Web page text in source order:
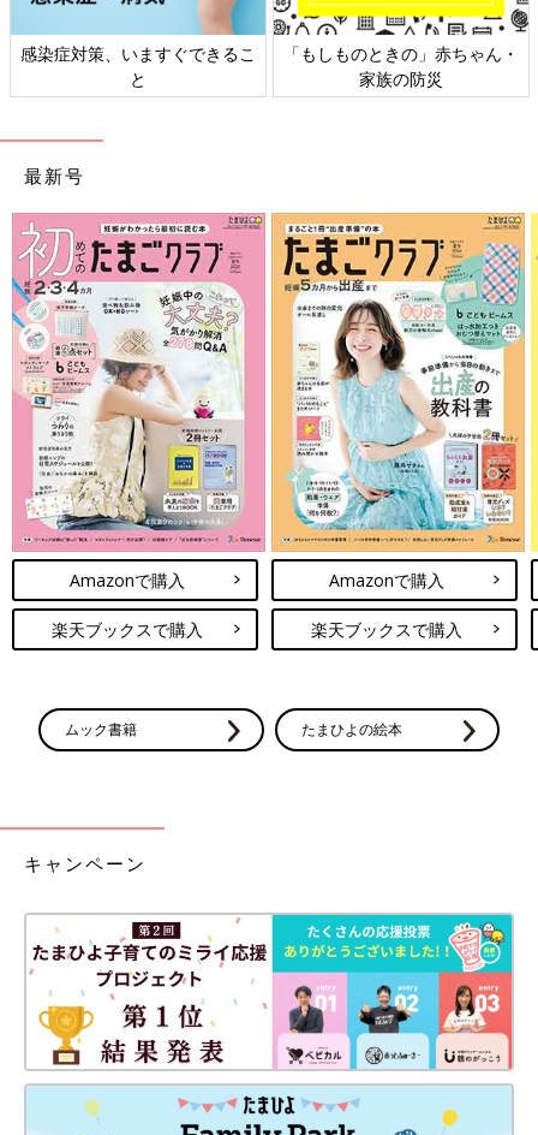
感染症対策、いますぐできるこ
と
「もしものときの」赤ちゃん・
家族の防災
最新号
Amazonで購入
楽天ブックスで購入
Amazonで購入
楽天ブックスで購入
ムック書籍 たまひよの絵本
キャンペーン